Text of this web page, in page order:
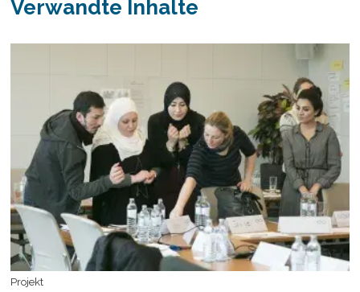
Verwandte Inhalte
Projekt